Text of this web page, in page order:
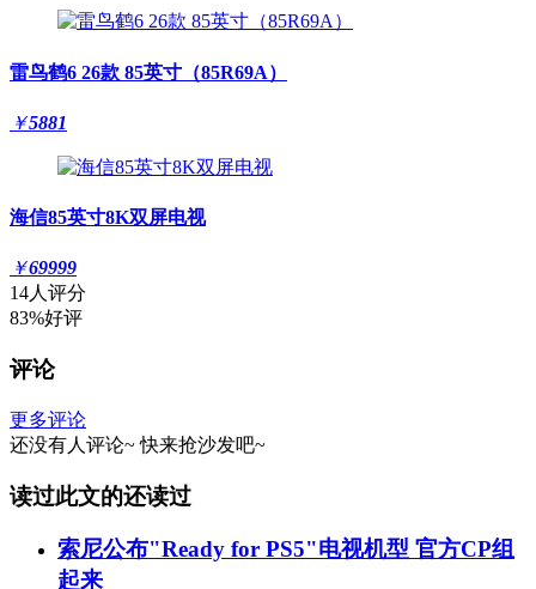
雷鸟鹤6 26款 85英寸（85R69A）
￥5881
海信85英寸8K双屏电视
￥69999
14人评分
83%好评
评论
更多评论
还没有人评论~ 快来抢沙发吧~
读过此文的还读过
索尼公布"Ready for PS5"电视机型 官方CP组
起来